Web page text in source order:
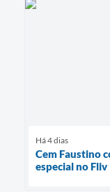
Há 4 dias
Cem Faustino
especial no Fliv